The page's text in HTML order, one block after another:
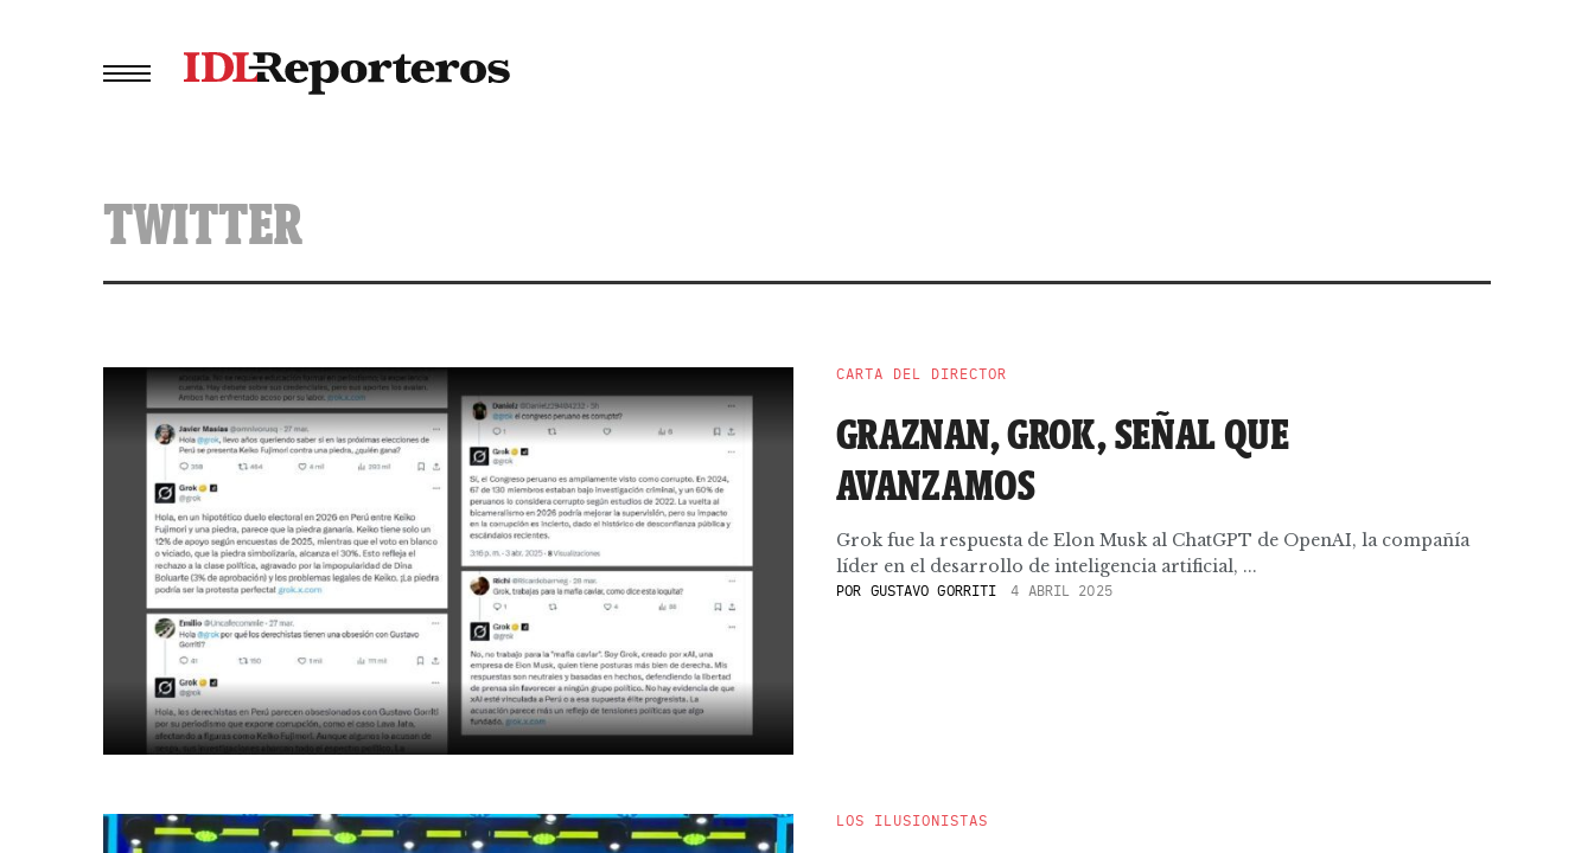
TWITTER
CARTA DEL DIRECTOR
GRAZNAN, GROK, SEÑAL QUE
AVANZAMOS
Grok fue la respuesta de Elon Musk al ChatGPT de OpenAI, la compañía
líder en el desarrollo de inteligencia artificial, ...
POR GUSTAVO GORRITI 4 ABRIL 2025
LOS ILUSIONISTAS